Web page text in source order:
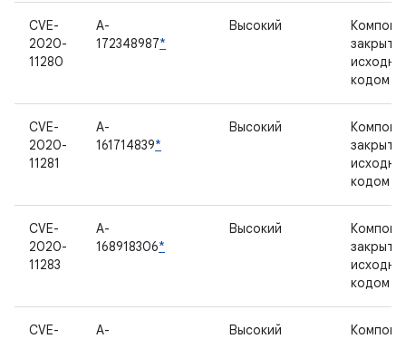
CVE-
2020-
11280
A-
172348987*
Высокий
кодом
CVE-
2020-
11281
A-
161714839*
Высокий
кодом
CVE-
2020-
11283
A-
168918306*
Высокий
кодом
CVE-
A-
Высокий